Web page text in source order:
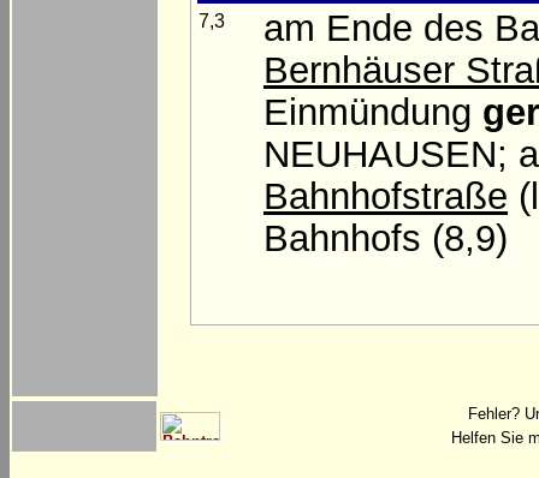
7,3
am Ende des
Bernhäuser
Einmündung
NEUHAUSEN;
Bahnhofstraße
Bahnhofs (8,9)
Fehler?
Helfen Sie